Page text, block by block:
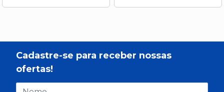
Cadastre-se para receber nossas
ofertas!